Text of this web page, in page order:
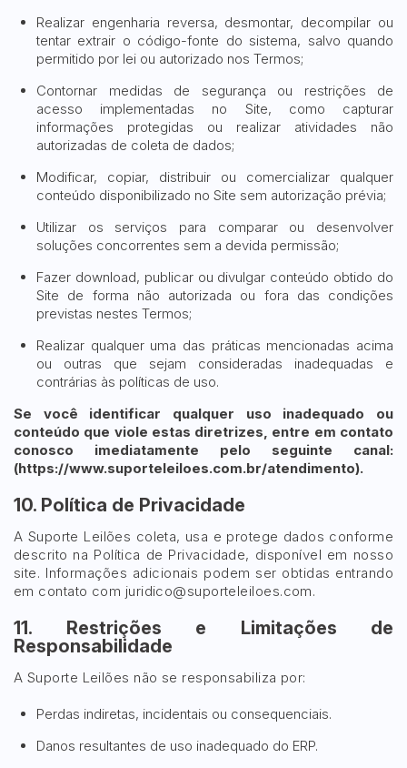
Realizar engenharia reversa, desmontar, decompilar ou
tentar extrair o código-fonte do sistema, salvo quando
permitido por lei ou autorizado nos Termos;
Contornar medidas de segurança ou restrições de
acesso implementadas no Site, como capturar
informações protegidas ou realizar atividades não
autorizadas de coleta de dados;
Modificar, copiar, distribuir ou comercializar qualquer
conteúdo disponibilizado no Site sem autorização prévia;
Utilizar os serviços para comparar ou desenvolver
soluções concorrentes sem a devida permissão;
Fazer download, publicar ou divulgar conteúdo obtido do
Site de forma não autorizada ou fora das condições
previstas nestes Termos;
Realizar qualquer uma das práticas mencionadas acima
ou outras que sejam consideradas inadequadas e
contrárias às políticas de uso.
Se você identificar qualquer uso inadequado ou
conteúdo que viole estas diretrizes, entre em contato
conosco imediatamente pelo seguinte canal:
(https://www.suporteleiloes.com.br/atendimento).
10. Política de Privacidade
A Suporte Leilões coleta, usa e protege dados conforme
descrito na Política de Privacidade, disponível em nosso
site. Informações adicionais podem ser obtidas entrando
em contato com juridico@suporteleiloes.com.
11. Restrições e Limitações de
Responsabilidade
A Suporte Leilões não se responsabiliza por:
Perdas indiretas, incidentais ou consequenciais.
Danos resultantes de uso inadequado do ERP.